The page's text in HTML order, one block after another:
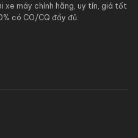
xe máy chính hãng, uy tín, giá tốt
có CO/CQ đầy đủ.